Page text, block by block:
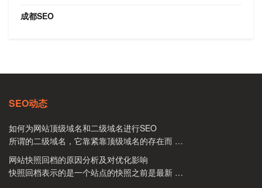
成都SEO
SEO动态
如何为网站顶级域名和二级域名进行SEO
所谓的二级域名，它靠紧靠顶级域名的存在而 …
网站快照回档的原因分析及对优化影响
快照回档表示的是一个站点的快照之前是最新 …